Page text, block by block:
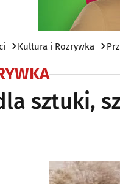
Kultura i Rozrywka
sztuki,